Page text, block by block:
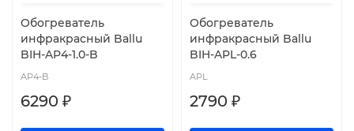
Обогреватель
инфракрасный Ballu
BIH-AP4-1.0-B
AP4-B
6290 ₽
Обогреватель
инфракрасный Ballu
BIH-APL-0.6
APL
2790 ₽